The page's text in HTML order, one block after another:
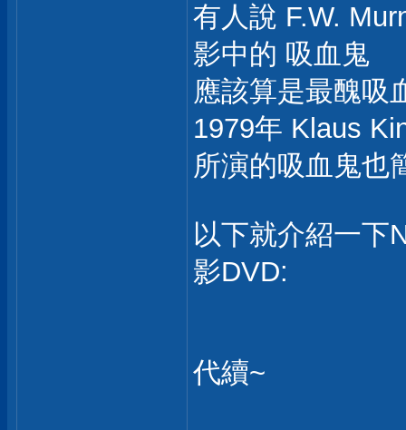
有人說 F.W.
影中的 吸血鬼
應該算是最醜吸
1979年 Klaus
所演的吸血鬼也
以下就介紹一下
影DVD:
代續~